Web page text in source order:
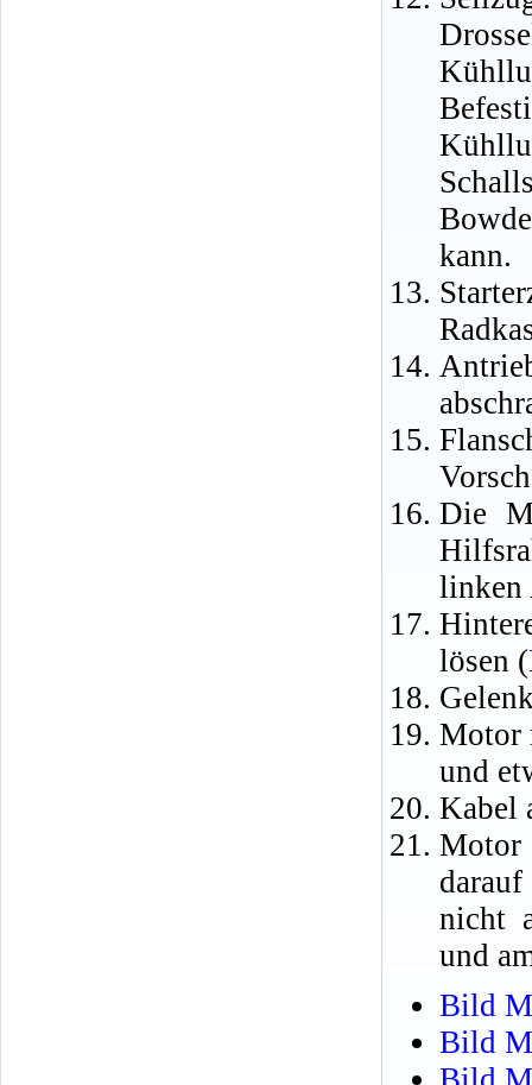
kann.
Die
linken
lösen (
Motor
und
Kabel
Motor
nicht
und
Bild
Bild